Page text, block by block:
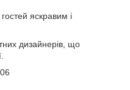
яскравим і
дизайнерів, що